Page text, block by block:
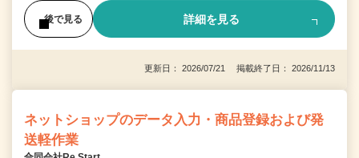
後で見る 詳細を見る
更新日： 2026/07/21 掲載終了日： 2026/11/13
ネットショップのデータ入力・商品登録および発
送軽作業